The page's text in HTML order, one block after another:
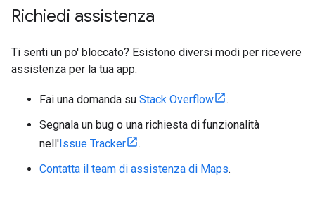
Richiedi assistenza
Ti senti un po' bloccato? Esistono diversi modi per ricevere
assistenza per la tua app.
Fai una domanda su Stack Overflow
.
Segnala un bug o una richiesta di funzionalità
nell'Issue Tracker
.
Contatta il team di assistenza di Maps.